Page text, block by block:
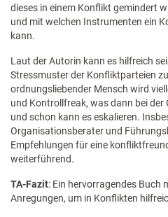
dieses in einem Konflikt gemindert
und mit welchen Instrumenten ein
kann.
Laut der Autorin kann es hilfreich
Stressmuster der Konfliktparteien
ordnungsliebender Mensch wird
und Kontrollfreak, was dann bei der
und schon kann es eskalieren.
Organisationsberater und
Empfehlungen für eine
weiterführend.
TA-Fazit: Ein hervorragendes Buch
Anregungen, um in Konflikten